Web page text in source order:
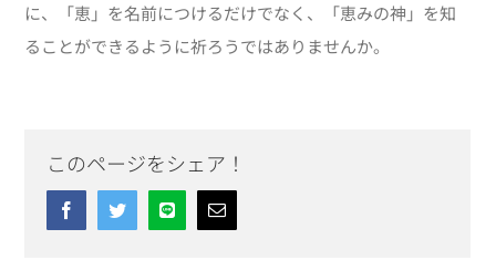
に、「恵」を名前につけるだけでなく、「恵みの神」を知
ることができるように祈ろうではありませんか。
このページをシェア！
FacebookTwitterLine Email